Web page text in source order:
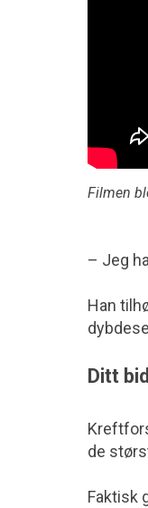
Filmen
– Jeg
Han
Ditt
de
Faktisk